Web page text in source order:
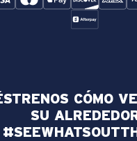
CÓMO
SU